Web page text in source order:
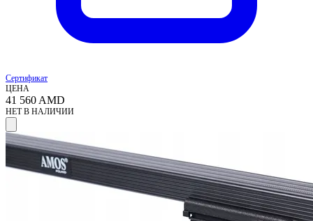
Сертификат
ЦЕНА
41 560 AMD
НЕТ В НАЛИЧИИ